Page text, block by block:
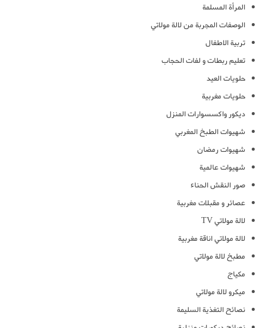
المرأة المسلمة
الوصفات المجربة من لالة مولاتي
تربية الاطفال
تعليم ربطات و لفات الحجاب
حلويات العيد
حلويات مغربية
ديكور واكسسوارات المنزل
شهيوات الطبخ المغربي
شهيوات رمضان
شهيوات عالمية
صور النقش الحناء
عصائر و مقبلات مغربية
لالة مولاتي TV
لالة مولاتي اناقة مغربية
مطبخ لالة مولاتي
مكياج
ميكرو لالة مولاتي
نصائح التغذية السليمة